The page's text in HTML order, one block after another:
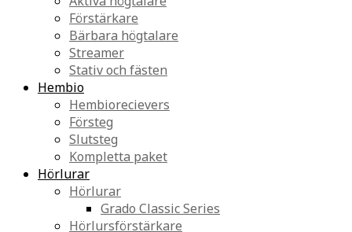
Förstärkare
Bärbara högtalare
Streamer
Stativ och fästen
Hembio
Hembiorecievers
Försteg
Slutsteg
Kompletta paket
Hörlurar
Hörlurar
Grado Classic Series
Hörlursförstärkare